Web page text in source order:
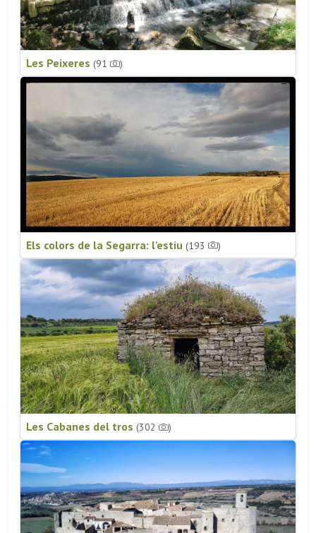
Les Peixeres (91 )
Els colors de la Segarra: l'estiu (193 )
Les Cabanes del tros (302 )